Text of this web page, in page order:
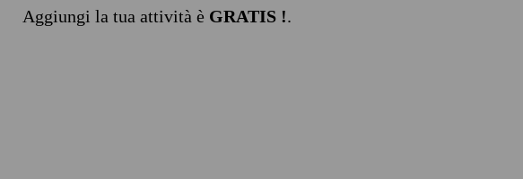
Aggiungi la tua attività è GRATIS !.